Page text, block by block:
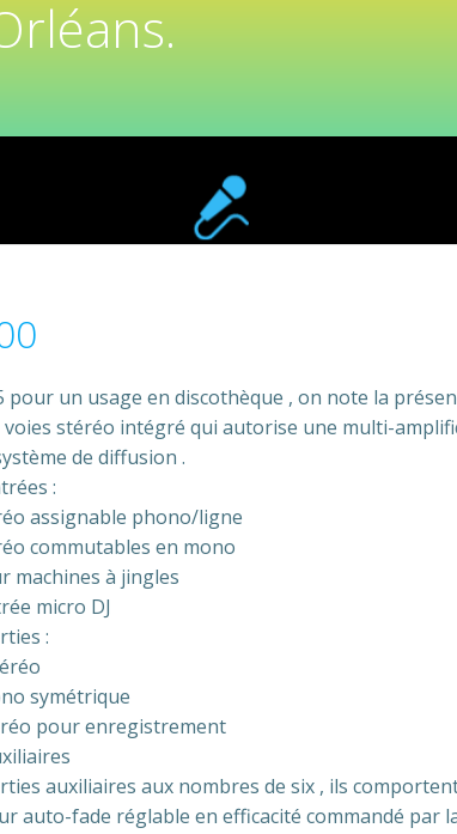
pour un usage en discothèque , on note la
stéréo intégré qui autorise une multi-
de diffusion .
:
assignable phono/ligne
commutables en mono
machines à jingles
micro DJ
:
symétrique
pour enregistrement
auxiliaires aux nombres de six , ils
auto-fade réglable en efficacité commandé par